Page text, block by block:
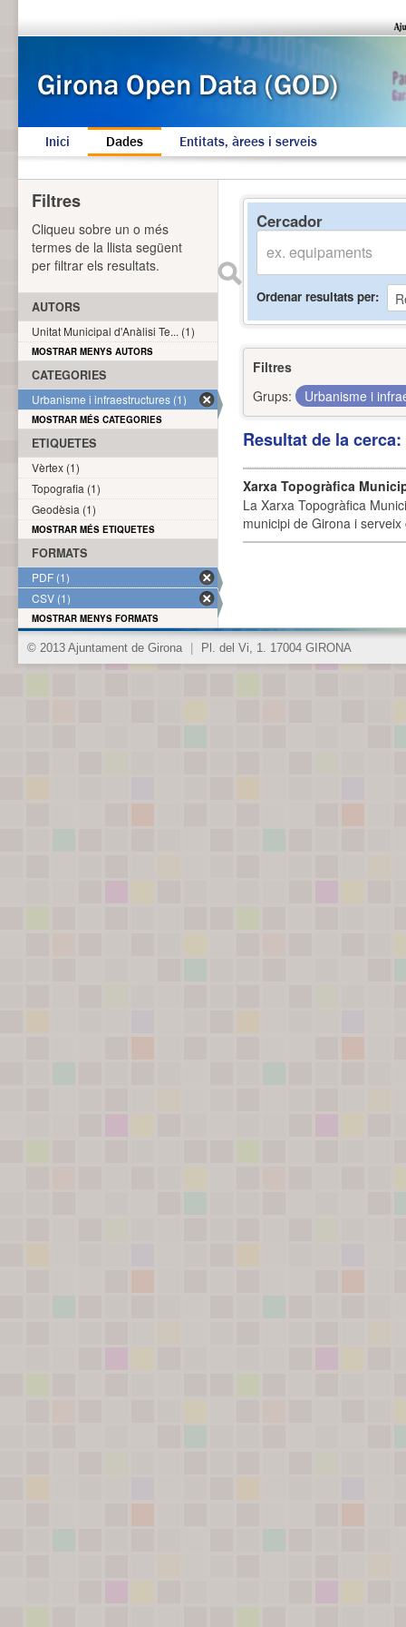
Inici Dades Entitats, àrees i serveis
Cercador
Ordenar resultats per
Filtres
Grups:
Urbanisme i
Resultat de la
Xarxa Topogràfica
La Xarxa Topogràfica
municipi de Girona i
Filtres
Cliqueu sobre un o més
termes de la llista següent
per filtrar els resultats.
AUTORS
Unitat Municipal d'Anàlisi Te... (1)
MOSTRAR MENYS AUTORS
CATEGORIES
Urbanisme i infraestructures (1)
MOSTRAR MÉS CATEGORIES
ETIQUETES
Vèrtex (1)
Topografia (1)
Geodèsia (1)
MOSTRAR MÉS ETIQUETES
FORMATS
PDF (1)
CSV (1)
MOSTRAR MENYS FORMATS
© 2013 Ajuntament de Girona Pl. del Vi, 1. 17004 GIRONA